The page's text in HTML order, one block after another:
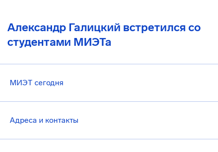
Александр Галицкий встретился со
студентами МИЭТа
МИЭТ сегодня
Адреса и контакты